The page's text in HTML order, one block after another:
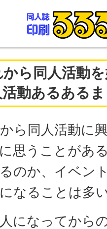
ら同人活動
動あるある
ら同人活動に
思うことがあ
のか、イベン
なることは多
になってから